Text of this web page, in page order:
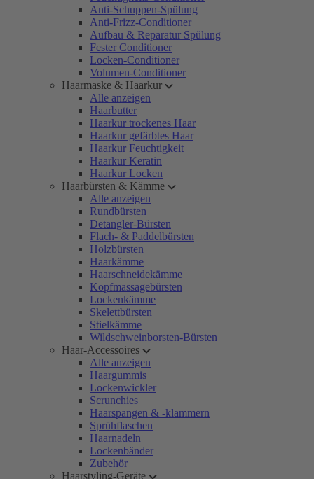
Anti-Schuppen-Spülung
Anti-Frizz-Conditioner
Aufbau & Reparatur Spülung
Fester Conditioner
Locken-Conditioner
Volumen-Conditioner
Haarmaske & Haarkur
Alle anzeigen
Haarbutter
Haarkur trockenes Haar
Haarkur gefärbtes Haar
Haarkur Feuchtigkeit
Haarkur Keratin
Haarkur Locken
Haarbürsten & Kämme
Alle anzeigen
Rundbürsten
Detangler-Bürsten
Flach- & Paddelbürsten
Holzbürsten
Haarkämme
Haarschneidekämme
Kopfmassagebürsten
Lockenkämme
Skelettbürsten
Stielkämme
Wildschweinborsten-Bürsten
Haar-Accessoires
Alle anzeigen
Haargummis
Lockenwickler
Scrunchies
Haarspangen & -klammern
Sprühflaschen
Haarnadeln
Lockenbänder
Zubehör
Haarstyling-Geräte